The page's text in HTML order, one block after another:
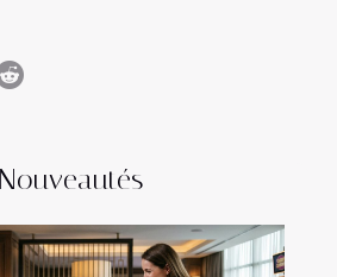
Nouveautés